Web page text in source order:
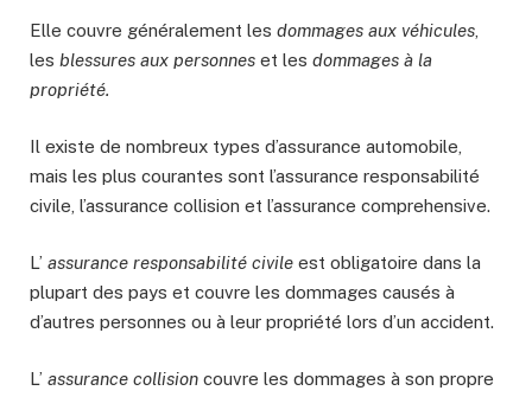
Elle couvre généralement les dommages aux véhicules
les blessures aux personnes et les dommages à la
propriété.
Il existe de nombreux types d’assurance automobile,
mais les plus courantes sont l’assurance responsabilité
civile, l’assurance collision et l’assurance comprehensive.
L’ assurance responsabilité civile est obligatoire dans la
plupart des pays et couvre les dommages causés à
d’autres personnes ou à leur propriété lors d’un accident.
L’ assurance collision couvre les dommages à son propre